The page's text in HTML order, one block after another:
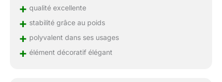
+ qualité excellente
+ stabilité grâce au poids
+ polyvalent dans ses usages
+ élément décoratif élégant